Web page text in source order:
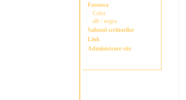
Fototeca
Color
alb / negru
Salonul scriitorilor
Link
Administrare site